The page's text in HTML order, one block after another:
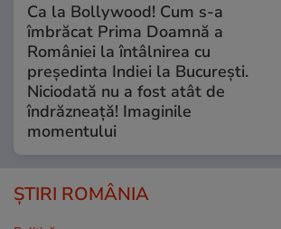
Ca la Bollywood! Cum s-a
îmbrăcat Prima Doamnă a
României la întâlnirea cu
președinta Indiei la București.
Niciodată nu a fost atât de
îndrăzneață! Imaginile
momentului
ȘTIRI ROMÂNIA